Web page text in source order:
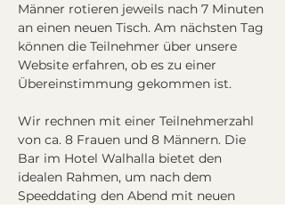
Männer rotieren jeweils nach 7 Minuten
an einen neuen Tisch. Am nächsten Tag
können die Teilnehmer über unsere
Website erfahren, ob es zu einer
Übereinstimmung gekommen ist.
Wir rechnen mit einer Teilnehmerzahl
von ca. 8 Frauen und 8 Männern. Die
Bar im Hotel Walhalla bietet den
idealen Rahmen, um nach dem
Speeddating den Abend mit neuen